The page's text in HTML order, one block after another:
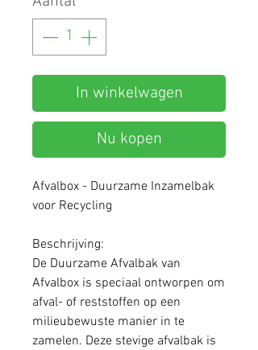
In winkelwagen
Nu kopen
Afvalbox - Duurzame Inzamelbak
voor Recycling
Beschrijving:
De Duurzame Afvalbak van
Afvalbox is speciaal ontworpen om
afval- of reststoffen op een
milieubewuste manier in te
zamelen. Deze stevige afvalbak is